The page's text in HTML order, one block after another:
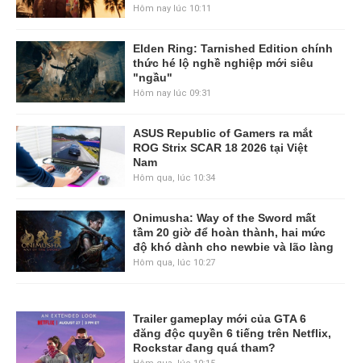
Hôm nay lúc 10:11
Elden Ring: Tarnished Edition chính
thức hé lộ nghề nghiệp mới siêu
"ngầu"
Hôm nay lúc 09:31
ASUS Republic of Gamers ra mắt
ROG Strix SCAR 18 2026 tại Việt
Nam
Hôm qua, lúc 10:34
Onimusha: Way of the Sword mất
tầm 20 giờ để hoàn thành, hai mức
độ khó dành cho newbie và lão làng
Hôm qua, lúc 10:27
Trailer gameplay mới của GTA 6
đăng độc quyền 6 tiếng trên Netflix,
Rockstar đang quá tham?